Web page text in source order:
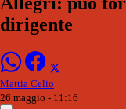
dirigente
Mattia Celio
26 maggio - 11:16